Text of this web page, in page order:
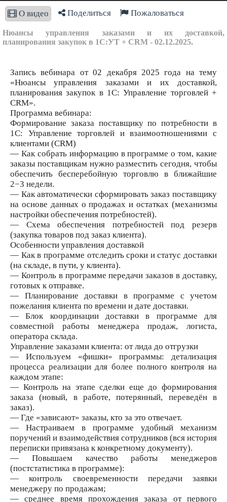
О видео Поделиться Пожаловаться
Нюансы управления заказами и их доставкой,
планирования закупок в 1С:УТ + CRM - 02.12.2025.
Запись вебинара от 02 декабря 2025 года на тему
«Нюансы управления заказами и их доставкой,
планирования закупок в 1С: Управление торговлей +
CRM».
Программа вебинара:
Формирование заказа поставщику по потребности в
1С: Управление торговлей и взаимоотношениями с
клиентами (CRM)
— Как собрать информацию в программе о том, какие
заказы поставщикам нужно разместить сегодня, чтобы
обеспечить бесперебойную торговлю в ближайшие
2−3 недели.
— Как автоматически сформировать заказ поставщику
на основе данных о продажах и остатках (механизмы
настройки обеспечения потребностей).
— Схема обеспечения потребностей под резерв
(закупка товаров под заказ клиента).
Особенности управления доставкой
— Как в программе отследить сроки и статус доставки
(на складе, в пути, у клиента).
— Контроль в программе передачи заказов в доставку,
готовых к отправке.
— Планирование доставки в программе с учетом
пожелания клиента по времени и дате доставки.
— Блок координации доставки в программе для
совместной работы менеджера продаж, логиста,
оператора склада.
Управление заказами клиента: от лида до отгрузки
— Используем «фишки» программы: детализация
процесса реализации для более полного контроля на
каждом этапе:
— Контроль на этапе сделки еще до формирования
заказа (новый, в работе, потерянный, переведён в
заказ).
— Где «зависают» заказы, кто за это отвечает.
— Настраиваем в программе удобный механизм
поручений и взаимодействия сотрудников (вся история
переписки привязана к конкретному документу).
— Повышаем качество работы менеджеров
(постстатистика в программе):
— контроль своевременности передачи заявки
менеджеру по продажам;
— среднее время прохождения заказа от первого